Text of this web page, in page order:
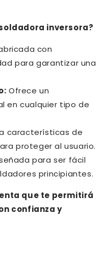
inversora?
con
para garantizar una
Ofrece un
en cualquier tipo de
características de
proteger al usuario.
para ser fácil
principiantes.
que te permitirá
confianza y